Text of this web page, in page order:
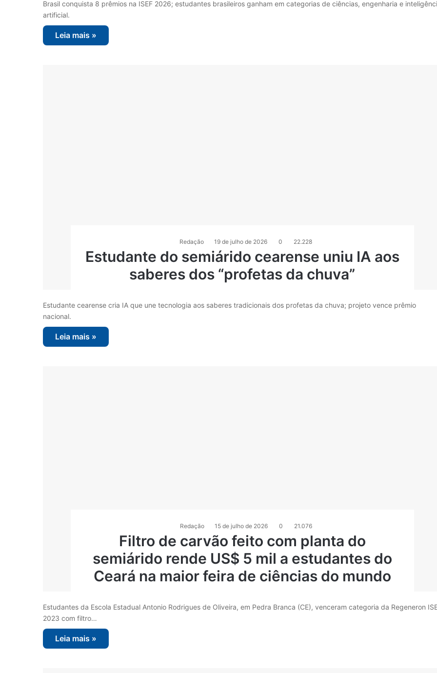
Brasil conquista 8 prêmios na ISEF 2026; estudantes brasileiros ganham em categorias de ciências, engenharia e
artificial.
Leia mais »
Redação 19 de julho de 2026 0 22.228
Estudante do semiárido cearense uniu IA aos
saberes dos “profetas da chuva”
Estudante cearense cria IA que une tecnologia aos saberes tradicionais dos profetas da chuva; projeto vence prêmio
nacional.
Leia mais »
Redação 15 de julho de 2026 0 21.076
Filtro de carvão feito com planta do
semiárido rende US$ 5 mil a estudantes do
Ceará na maior feira de ciências do mundo
Estudantes da Escola Estadual Antonio Rodrigues de Oliveira, em Pedra Branca (CE), venceram categoria da Regeneron
2023 com filtro…
Leia mais »